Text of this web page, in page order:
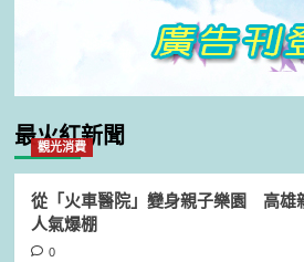
最火紅新聞
觀光消費
從「火車醫院」變身親子樂園 高雄
人氣爆棚
0